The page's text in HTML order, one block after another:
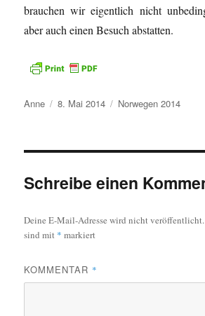
brauchen wir eigentlich nicht
aber auch einen Besuch abstatten.
Autor
Anne
Veröffentlicht
8. Mai 2014 Kategorien
Norwegen 2014
Schreibe einen
Deine E-Mail-Adresse wird nicht veröffentlicht.
sind mit * markiert
KOMMENTAR *